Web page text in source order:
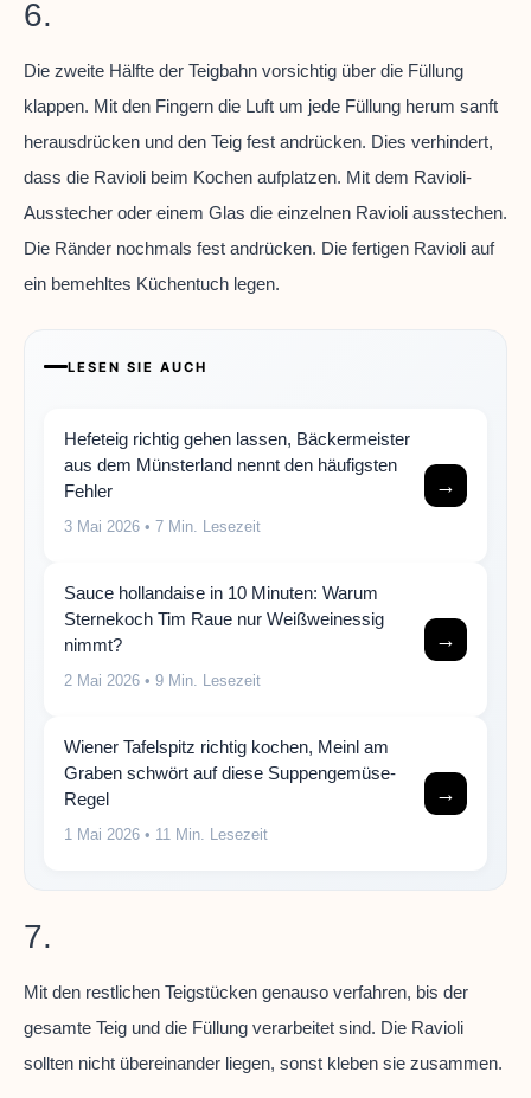
6.
Die zweite Hälfte der Teigbahn vorsichtig über die Füllung
klappen. Mit den Fingern die Luft um jede Füllung herum sanft
herausdrücken und den Teig fest andrücken. Dies verhindert,
dass die Ravioli beim Kochen aufplatzen. Mit dem Ravioli-
Ausstecher oder einem Glas die einzelnen Ravioli ausstechen.
Die Ränder nochmals fest andrücken. Die fertigen Ravioli auf
ein bemehltes Küchentuch legen.
LESEN SIE AUCH
Hefeteig richtig gehen lassen, Bäckermeister
aus dem Münsterland nennt den häufigsten
Fehler
3 Mai 2026 • 7 Min. Lesezeit
→
Sauce hollandaise in 10 Minuten: Warum
Sternekoch Tim Raue nur Weißweinessig
nimmt?
2 Mai 2026 • 9 Min. Lesezeit
→
Wiener Tafelspitz richtig kochen, Meinl am
Graben schwört auf diese Suppengemüse-
Regel
1 Mai 2026 • 11 Min. Lesezeit
→
7.
Mit den restlichen Teigstücken genauso verfahren, bis der
gesamte Teig und die Füllung verarbeitet sind. Die Ravioli
sollten nicht übereinander liegen, sonst kleben sie zusammen.